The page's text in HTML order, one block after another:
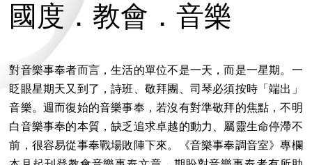
國度．教會．音樂
對音樂事奉者而言，生活的單位不是一天，而是一星期。一
眨眼星期天又到了，詩班、敬拜團、司琴必須按時「端出」
音樂。週而復始的音樂事奉，若沒有對準敬拜的焦點，不明
白音樂事奉的本質，缺乏追求卓越的動力、屬靈生命停滯不
前，很容易從事奉戰場敗陣下來。《音樂事奉調音室》專欄